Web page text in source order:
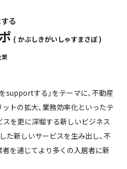
る
かぶしきがいしゃすまさぽ
supportする」をテーマに、不動産
トの拡大、業務効率化といったテ
スを更に深堀する新しいビジネス
た新しいサービスを生み出し、不
を通じてより多くの入居者に新